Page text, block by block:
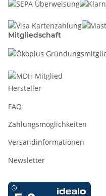
Mitgliedschaft
Hersteller
FAQ
Zahlungsmöglichkeiten
Versandinformationen
Newsletter